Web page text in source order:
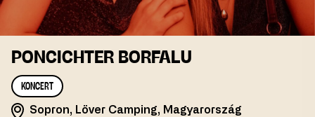
PONCICHTER BORFALU
KONCERT
Sopron, Löver Camping, Magyarország